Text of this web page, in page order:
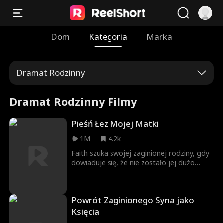
Dom Kategoria Marka
Dramat Rodzinny
Dramat Rodzinny Filmy
Pieśń Łez Mojej Matki
1M
4.2k
Faith szuka swojej zaginionej rodziny, gdy
dowiaduje się, że nie zostało jej dużo
Powrót Zaginionego Syna jako
Księcia